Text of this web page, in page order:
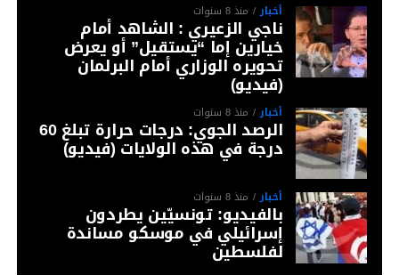
أخبار منذ 8 سنوات
ناجي الزعيري : الشاهد أمام
خيارين إما “يستقيل” أو يعرض
تحويره الوزاري أمام البرلمان
(فيديو)
أخبار منذ 8 سنوات
الرصد الجوي: درجات حرارة تبلغ 60
درجة في هذه الولايات (فيديو)
أخبار منذ 8 سنوات
بالفيديو: تونسيّين يطردون
إسرائيلي في موسكو مساندة
لفلسطين